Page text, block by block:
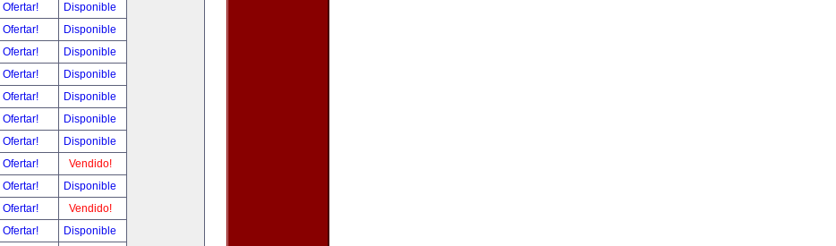
Ofertar!
Disponible
Ofertar!
Disponible
Ofertar!
Disponible
Ofertar!
Disponible
Ofertar!
Disponible
Ofertar!
Disponible
Ofertar!
Disponible
Ofertar!
Vendido!
Ofertar!
Disponible
Ofertar!
Vendido!
Ofertar!
Disponible